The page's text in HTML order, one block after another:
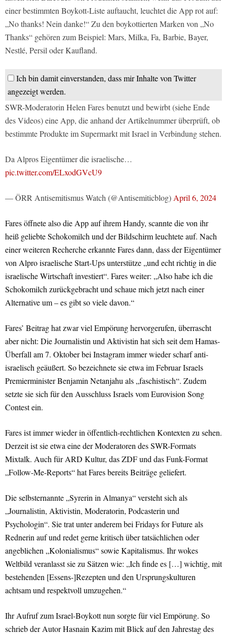
einer bestimmten Boykott-Liste auftaucht, leuchtet die App rot auf:
„No thanks! Nein danke!“ Zu den boykottierten Marken von „No
Thanks“ gehören zum Beispiel: Mars, Milka, Fa, Barbie, Bayer,
Nestlé, Persil oder Kaufland.
Ich bin damit einverstanden, dass mir Inhalte von Twitter
angezeigt werden.
SWR-Moderatorin Helen Fares benutzt und bewirbt (siehe Ende
des Videos) eine App, die anhand der Artikelnummer überprüft, ob
bestimmte Produkte im Supermarkt mit Israel in Verbindung stehen.
Da Alpros Eigentümer die israelische…
pic.twitter.com/ELxodGVcU9
— ÖRR Antisemitismus Watch (@Antisemiticblog) April 6, 2024
Fares öffnete also die App auf ihrem Handy, scannte die von ihr
heiß geliebte Schokomilch und der Bildschirm leuchtete auf. Nach
einer weiteren Recherche erkannte Fares dann, dass der Eigentümer
von Alpro israelische Start-Ups unterstütze „und echt richtig in die
israelische Wirtschaft investiert“. Fares weiter: „Also habe ich die
Schokomilch zurückgebracht und schaue mich jetzt nach einer
Alternative um – es gibt so viele davon.“
Fares’ Beitrag hat zwar viel Empörung hervorgerufen, überrascht
aber nicht: Die Journalistin und Aktivistin hat sich seit dem Hamas-
Überfall am 7. Oktober bei Instagram immer wieder scharf anti-
israelisch geäußert. So bezeichnete sie etwa im Februar Israels
Premierminister Benjamin Netanjahu als „faschistisch“. Zudem
setzte sie sich für den Ausschluss Israels vom Eurovision Song
Contest ein.
Fares ist immer wieder in öffentlich-rechtlichen Kontexten zu sehen.
Derzeit ist sie etwa eine der Moderatoren des SWR-Formats
Mixtalk. Auch für ARD Kultur, das ZDF und das Funk-Format
„Follow-Me-Reports“ hat Fares bereits Beiträge geliefert.
Die selbsternannte „Syrerin in Almanya“ versteht sich als
„Journalistin, Aktivistin, Moderatorin, Podcasterin und
Psychologin“. Sie trat unter anderem bei Fridays for Future als
Rednerin auf und redet gerne kritisch über tatsächlichen oder
angeblichen „Kolonialismus“ sowie Kapitalismus. Ihr wokes
Weltbild veranlasst sie zu Sätzen wie: „Ich finde es […] wichtig, mit
bestehenden [Essens-]Rezepten und den Ursprungskulturen
achtsam und respektvoll umzugehen.“
Ihr Aufruf zum Israel-Boykott nun sorgte für viel Empörung. So
schrieb der Autor Hasnain Kazim mit Blick auf den Jahrestag des